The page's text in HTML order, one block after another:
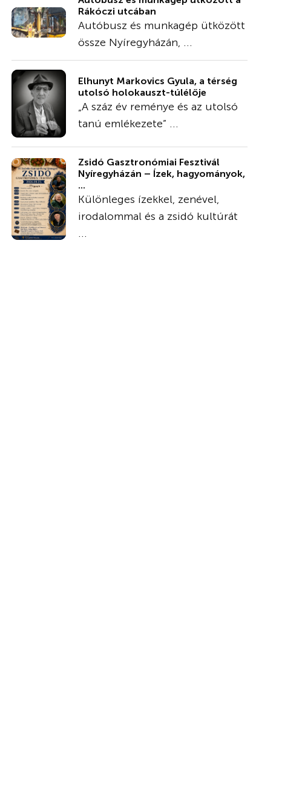
Rákóczi utcában
Autóbusz és munkagép ütközött
össze Nyíregyházán, ...
Elhunyt Markovics Gyula, a térség
utolsó holokauszt-túlélője
„A száz év reménye és az utolsó
tanú emlékezete” ...
Zsidó Gasztronómiai Fesztivál
Nyíregyházán – Ízek, hagyományok,
...
Különleges ízekkel, zenével,
irodalommal és a zsidó kultúrát
...